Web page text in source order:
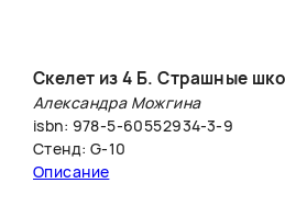
Скелет из 4 Б. Страшные
Александра Можгина
isbn: 978-5-60552934-3-9
Стенд: G-10
Описание